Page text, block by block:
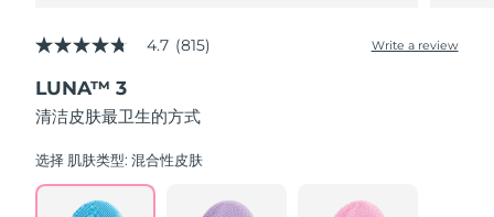
4.7
of
5
stars,
rating
Read
4.7 (815) Write a review
LUNA™ 3
清洁皮肤最卫生的方式
选择 肌肤类型:混合性皮肤